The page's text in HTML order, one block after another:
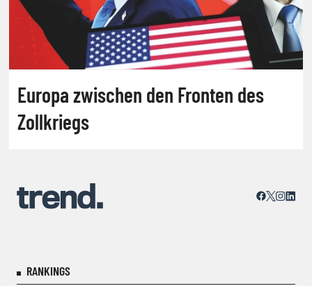
Europa zwischen den Fronten des
Zollkriegs
RANKINGS